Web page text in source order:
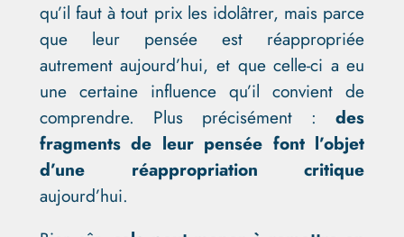
qu’il faut à tout prix les idolâtrer, mais parce
que leur pensée est réappropriée
autrement aujourd’hui, et que celle-ci a eu
une certaine influence qu’il convient de
comprendre. Plus précisément :des
fragments de leur pensée font l’objet
d’une réappropriation critique
aujourd’hui.